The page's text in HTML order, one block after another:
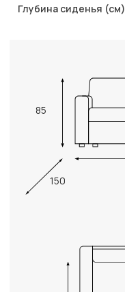
Глубина сиденья (см)
85
150